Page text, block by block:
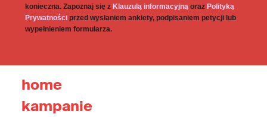
konieczna. Zapoznaj się zKlauzulą informacyjną orazPolityką
Prywatności przed wysłaniem ankiety, podpisaniem petycji lub
wypełnieniem formularza.
home
kampanie